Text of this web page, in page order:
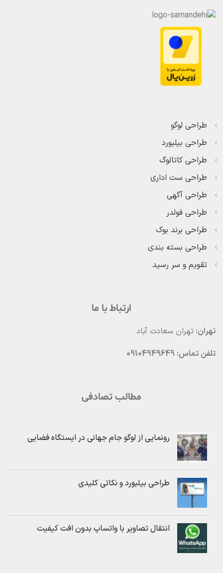
طراحی لوگو
طراحی بیلبورد
طراحی کاتالوگ
طراحی ست اداری
طراحی آگهی
طراحی فولدر
طراحی برند بوک
طراحی بسته بندی
تقویم و سر رسید
ارتباط با ما
تهران: تهران سعادت آباد
تلفن تماس: 09104949649
مطالب تصادفی
رونمایی از لوگو جام جهانی در ایستگاه فضایی
طراحی بیلبورد و نکاتی کلیدی
انتقال تصاویر با واتساپ بدون افت کیفیت